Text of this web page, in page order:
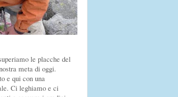
le placche del
meta di oggi.
e qui con una
Ci leghiamo e ci